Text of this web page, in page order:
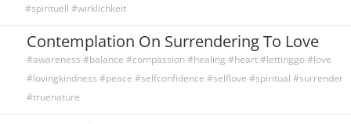
#spirituell #wirklichkeit
Contemplation On Surrendering To Love
#awareness #balance #compassion #healing #heart #lettinggo #love
#lovingkindness #peace #selfconfidence #selflove #spiritual #surrender
#truenature